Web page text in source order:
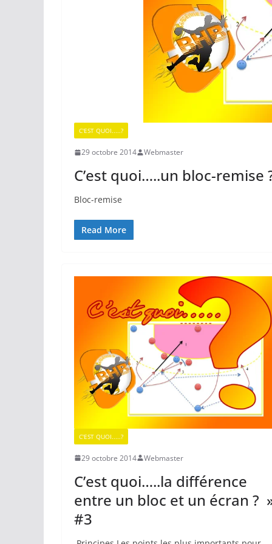
C'EST QUOI.....?
29 octobre 2014 Webmaster
C’est quoi…..un bloc-remise
Bloc-remise
Read More
C'EST QUOI.....?
29 octobre 2014 Webmaster
C’est quoi…..la différence
entre un bloc et un écran ?
#3